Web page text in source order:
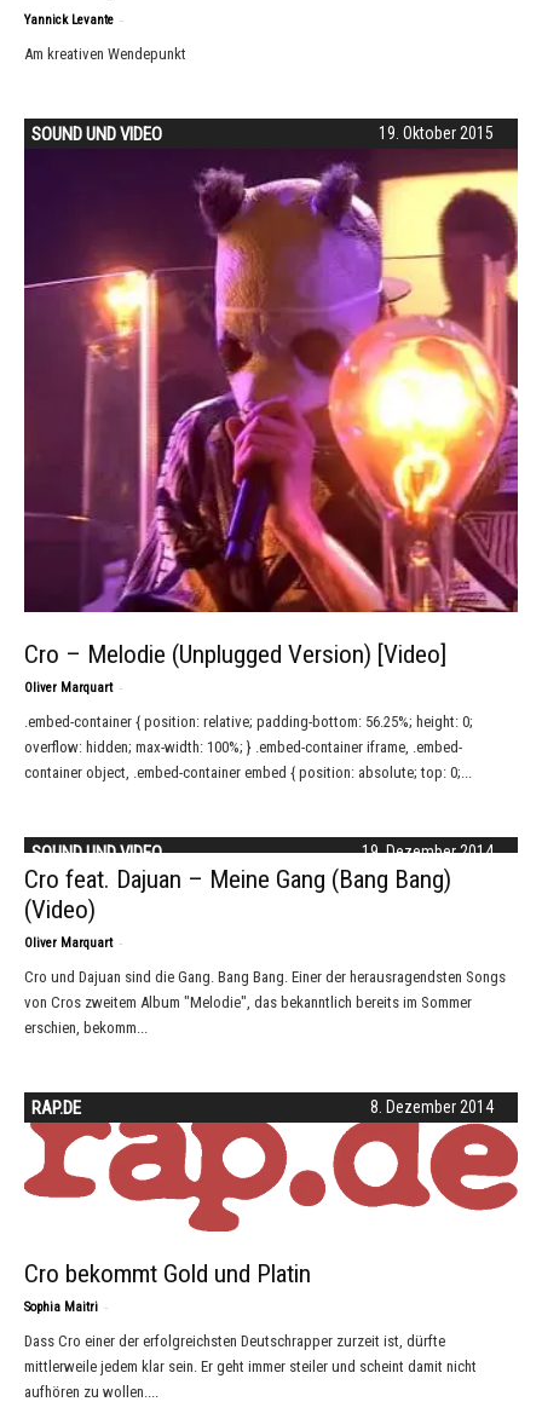
Yannick Levante -
Am kreativen Wendepunkt
19. Oktober 2015
SOUND UND VIDEO
Cro – Melodie (Unplugged Version) [Video]
Oliver Marquart -
.embed-container { position: relative; padding-bottom: 56.25%; height: 0;
overflow: hidden; max-width: 100%; } .embed-container iframe, .embed-
container object, .embed-container embed { position: absolute; top: 0;...
19. Dezember 2014
SOUND UND VIDEO
Cro feat. Dajuan – Meine Gang (Bang Bang)
(Video)
Oliver Marquart -
Cro und Dajuan sind die Gang. Bang Bang. Einer der herausragendsten Songs
von Cros zweitem Album "Melodie", das bekanntlich bereits im Sommer
erschien, bekomm...
8. Dezember 2014
RAP.DE
Cro bekommt Gold und Platin
Sophia Maitri -
Dass Cro einer der erfolgreichsten Deutschrapper zurzeit ist, dürfte
mittlerweile jedem klar sein. Er geht immer steiler und scheint damit nicht
aufhören zu wollen....